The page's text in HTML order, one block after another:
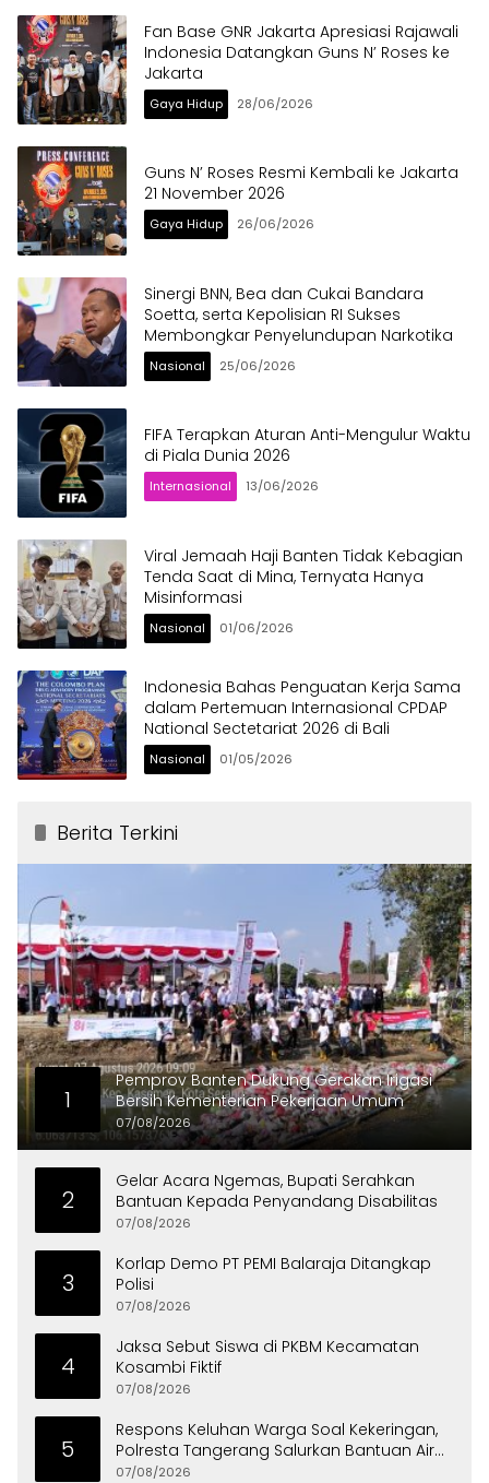
Fan Base GNR Jakarta Apresiasi Rajawali
Indonesia Datangkan Guns N’ Roses ke
Jakarta
Gaya Hidup 28/06/2026
Guns N’ Roses Resmi Kembali ke Jakarta
21 November 2026
Gaya Hidup 26/06/2026
Sinergi BNN, Bea dan Cukai Bandara
Soetta, serta Kepolisian RI Sukses
Membongkar Penyelundupan Narkotika
Nasional 25/06/2026
FIFA Terapkan Aturan Anti-Mengulur Waktu
di Piala Dunia 2026
Internasional 13/06/2026
Viral Jemaah Haji Banten Tidak Kebagian
Tenda Saat di Mina, Ternyata Hanya
Misinformasi
Nasional 01/06/2026
Indonesia Bahas Penguatan Kerja Sama
dalam Pertemuan Internasional CPDAP
National Sectetariat 2026 di Bali
Nasional 01/05/2026
Berita Terkini
1
Pemprov Banten Dukung Gerakan Irigasi
Bersih Kementerian Pekerjaan Umum
07/08/2026
2
Gelar Acara Ngemas, Bupati Serahkan
Bantuan Kepada Penyandang Disabilitas
07/08/2026
3
Korlap Demo PT PEMI Balaraja Ditangkap
Polisi
07/08/2026
4
Jaksa Sebut Siswa di PKBM Kecamatan
Kosambi Fiktif
07/08/2026
5
Respons Keluhan Warga Soal Kekeringan,
Polresta Tangerang Salurkan Bantuan Air
Bersih ke Panongan
07/08/2026